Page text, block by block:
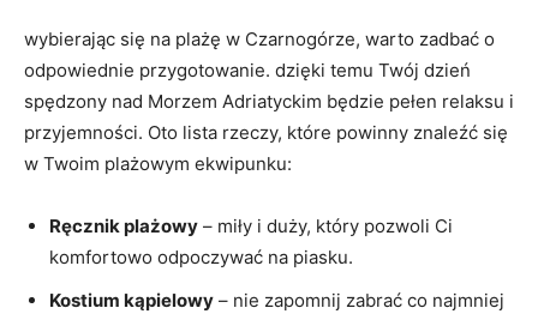
wybierając się na⁢ plażę w Czarnogórze, ⁢warto zadbać o
‌odpowiednie przygotowanie. dzięki temu Twój dzień‍
spędzony ⁢nad Morzem Adriatyckim będzie pełen relaksu i
przyjemności. Oto lista rzeczy, które powinny ⁢znaleźć ‍się
w Twoim plażowym ekwipunku:
Ręcznik plażowy –‍ miły ​i duży, ⁣który pozwoli Ci
komfortowo odpoczywać na​ piasku.
Kostium kąpielowy ‍– nie zapomnij zabrać co najmniej